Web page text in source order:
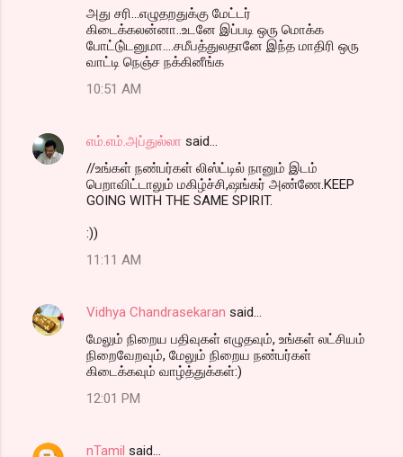
அது சரி...எழுதறதுக்கு மேட்டர்
கிடைக்கலன்னா..உடனே இப்படி ஒரு மொக்க
போட்டு்டனுமா....சமீபத்துலதானே இந்த மாதிரி ஒரு
வாட்டி நெஞ்ச நக்கினீங்க
10:51 AM
எம்.எம்.அப்துல்லா said…
//உங்கள் நண்பர்கள் லிஸ்ட்டில் நானும் இடம்
பெறாவிட்டாலும் மகிழ்ச்சி,ஷங்கர் அண்ணே.KEEP
GOING WITH THE SAME SPIRIT.
:))
11:11 AM
Vidhya Chandrasekaran said…
மேலும் நிறைய பதிவுகள் எழுதவும், உங்கள் லட்சியம்
நிறைவேறவும், மேலும் நிறைய நண்பர்கள்
கிடைக்கவும் வாழ்த்துக்கள்:)
12:01 PM
nTamil said…